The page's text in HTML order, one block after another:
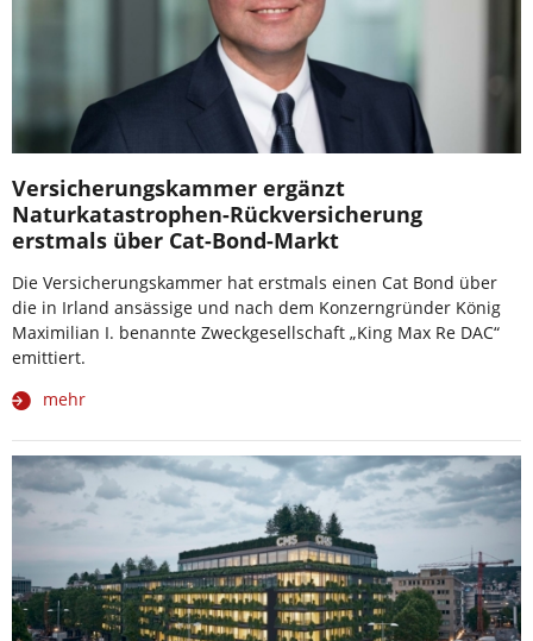
Versicherungskammer ergänzt
Naturkatastrophen-Rückversicherung
erstmals über Cat-Bond-Markt
Die Versicherungskammer hat erstmals einen Cat Bond über
die in Irland ansässige und nach dem Konzerngründer König
Maximilian I. benannte Zweckgesellschaft „King Max Re DAC“
emittiert.
mehr